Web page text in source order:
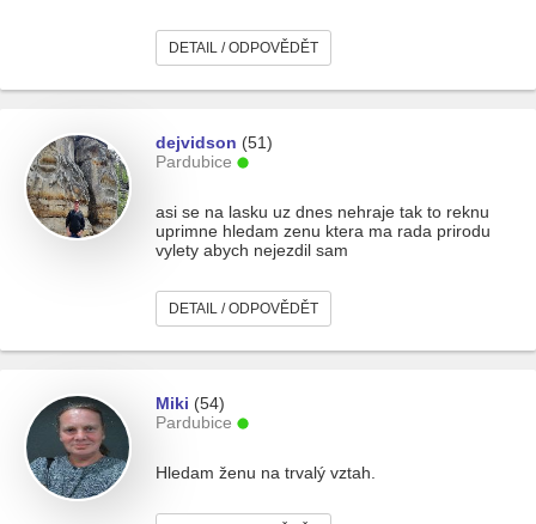
DETAIL / ODPOVĚDĚT
dejvidson (51)
Pardubice
asi se na lasku uz dnes nehraje tak to reknu
uprimne hledam zenu ktera ma rada prirodu
vylety abych nejezdil sam
DETAIL / ODPOVĚDĚT
Miki (54)
Pardubice
Hledam ženu na trvalý vztah.